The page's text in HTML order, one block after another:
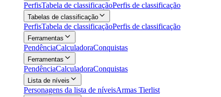
PerfisTabela de classificaçãoPerfis de classificação
Tabelas de classificação
PerfisTabela de classificaçãoPerfis de classificação
Ferramentas
PendênciaCalculadoraConquistas
Ferramentas
PendênciaCalculadoraConquistas
Lista de níveis
Personagens da lista de níveisArmas Tierlist